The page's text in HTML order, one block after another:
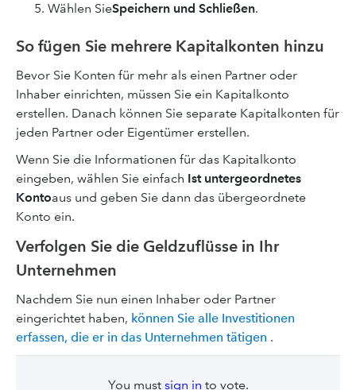
Wählen SieSpeichern und Schließen.
So fügen Sie mehrere Kapitalkonten hinzu
Bevor Sie Konten für mehr als einen Partner oder
Inhaber einrichten, müssen Sie ein Kapitalkonto
erstellen. Danach können Sie separate Kapitalkonten für
jeden Partner oder Eigentümer erstellen.
Wenn Sie die Informationen für das Kapitalkonto
eingeben, wählen Sie einfach Ist untergeordnetes
Kontoaus und geben Sie dann das übergeordnete
Konto ein.
Verfolgen Sie die Geldzuflüsse in Ihr
Unternehmen
Nachdem Sie nun einen Inhaber oder Partner
eingerichtet haben, können Sie alle Investitionen
erfassen, die er in das Unternehmen tätigen .
You must sign in to vote.